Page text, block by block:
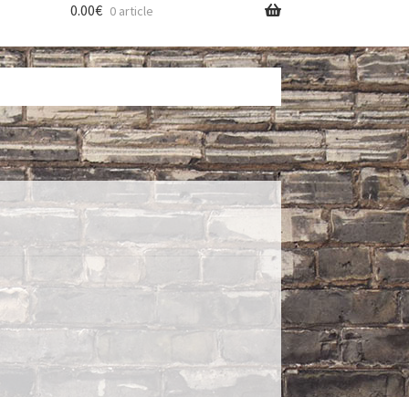
0.00€ 0 article